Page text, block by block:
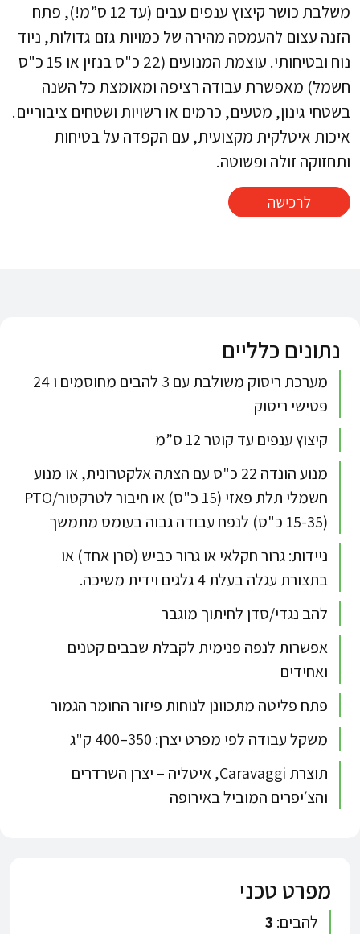
משלבת כושר קיצוץ ענפים עבים (עד 12 ס”מ!), פתח
הזנה עצום להעמסה מהירה של כמויות גזם גדולות, ניוד
נוח ובטיחותי. עוצמת המנועים (22 כ"ס בנזין או 15 כ"ס
חשמל) מאפשרת עבודה רציפה ומאומצת כל השנה
בשטחי גינון, מטעים, כרמים או רשויות ושטחים ציבוריים.
איכות איטלקית מקצועית, עם הקפדה על בטיחות
ותחזוקה זולה ופשוטה.
לרכישה
נתונים כלליים
מערכת ריסוק משולבת עם 3 להבים מחוסמים ו 24
פטישי ריסוק
קיצוץ ענפים עד קוטר 12 ס”מ
מנוע הונדה 22 כ"ס עם הצתה אלקטרונית, או מנוע
חשמלי תלת פאזי (15 כ"ס) או חיבור לטרקטור/PTO
(15-35 כ"ס) לנפח עבודה גבוה בעומס מתמשך
ניידות: גרור חקלאי או גרור כביש (סרן אחד) או
בתצורת עגלה בעלת 4 גלגים וידית משיכה.
להב נגדי/סדן לחיתוך מוגבר
אפשרות לנפה פנימית לקבלת שבבים קטנים
ואחידים
פתח פליטה מתכוונן לנוחות פיזור החומר הגמור
משקל עבודה לפי מפרט יצרן: 350–400 ק"ג
תוצרת Caravaggi, איטליה – יצרן השרדרים
והצ׳יפרים המוביל באירופה
מפרט טכני
להבים: 3